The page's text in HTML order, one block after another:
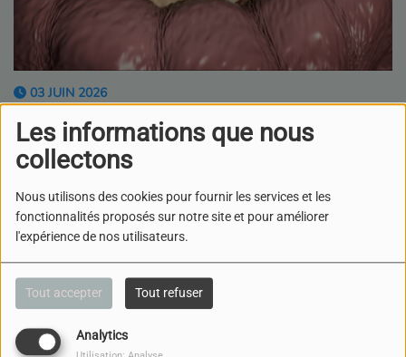
Les informations que nous
collectons
Nous utilisons des cookies pour fournir les services et les
fonctionnalités proposés sur notre site et pour améliorer
l'expérience de nos utilisateurs.
Tout accepter Tout refuser
Analytics
03 JUIN 2026
ÉCOUTER LE PODCAST
TÉLÉCHARGER LE PODCAST
Dans ce nouvel épisode
de l'émission '' La santé à venir" Le professeur Jean-Pierre
Didier à recu Pierre FUMOLEAU, Professeur ,praticien
hospitalier au centre hospitalier universitaire de Dijon et au
Centre de lutte contre le cancer
Ensemble, il évoque l'avancé des recherches sur le cancer